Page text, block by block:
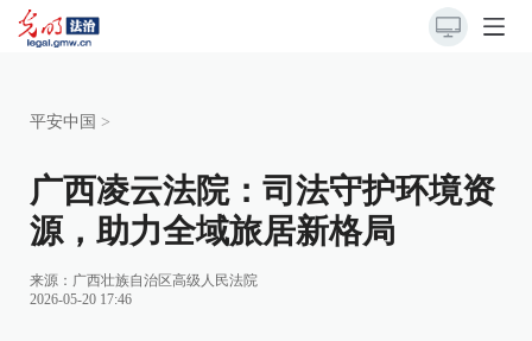
平安中国 >
广西凌云法院：司法守护环境资
源，助力全域旅居新格局
来源： 广西壮族自治区高级人民法院
2026-05-20 17:46